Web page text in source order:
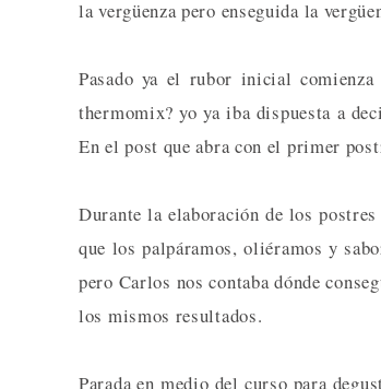
la vergüenza pero enseguida la
Pasado ya el rubor inicial
thermomix? yo ya iba dispuesta a
En el post que abra con el primer
Durante la elaboración de los
que los palpáramos, oliéramos y
pero Carlos nos contaba dónde
los mismos resultados.
Parada en medio del curso para